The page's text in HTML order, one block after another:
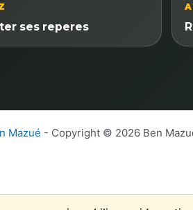
ses reperes
Mazué - Copyright © 2026 Ben